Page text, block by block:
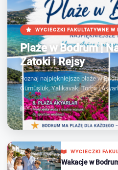
WYCIECZKI FAKULTATYWNE W
Plaże w Bodrum |
Zatoki i Rejsy
Poznaj najpiękniejsze plaże w
Gümüşlük, Yalıkavak, Torba i
praktyczne wskazówki.
05/05/2026
WYCIECZKI
Wakacje w